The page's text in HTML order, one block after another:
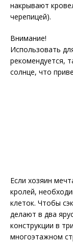
накрывают
черепицей).
Внимание!
Использовать
рекомендуется,
солнце, что
Если хозяин
кролей,
клеток. Чтобы
делают в два
конструкции в
многоэтажном